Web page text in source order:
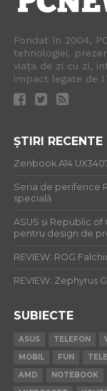
Fondat în 2004,
tehnologiei,
viața de zi cu zi,
impact legate de
ȘTIRI RECENTE
Zenbook A14
Seria de periferice
specială
ASUS și Republic
pentru design de
REVIEW: ROG
REVIEW: Zephyrus
SUBIECTE
ASUS TELEFON
MOBIL
FUN
AMD
NOTEBOOK